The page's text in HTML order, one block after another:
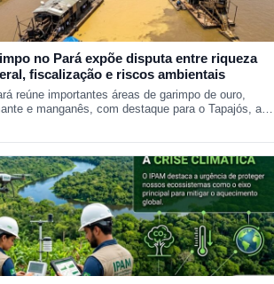
no Pará expõe disputa entre riqueza
fiscalização e riscos ambientais
reúne importantes áreas de garimpo de ouro,
e manganês, com destaque para o Tapajós, a…